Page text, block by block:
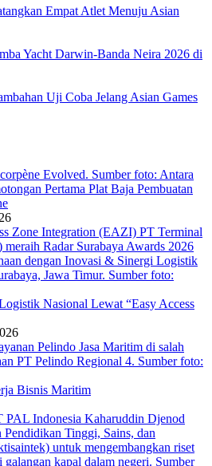
Empat Atlet Menuju Asian
Yacht Darwin-Banda Neira 2026 di
Uji Coba Jelang Asian Games
Pertama Plat Baja Pembuatan
Nasional Lewat “Easy Access
Bisnis Maritim